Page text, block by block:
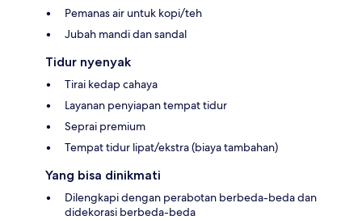
Pemanas air untuk kopi/teh
Jubah mandi dan sandal
Tidur nyenyak
Tirai kedap cahaya
Layanan penyiapan tempat tidur
Seprai premium
Tempat tidur lipat/ekstra (biaya tambahan)
Yang bisa dinikmati
Dilengkapi dengan perabotan berbeda-beda dan
didekorasi berbeda-beda